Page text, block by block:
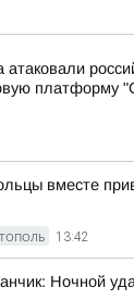
платформу
вместе
13:42
Ночной